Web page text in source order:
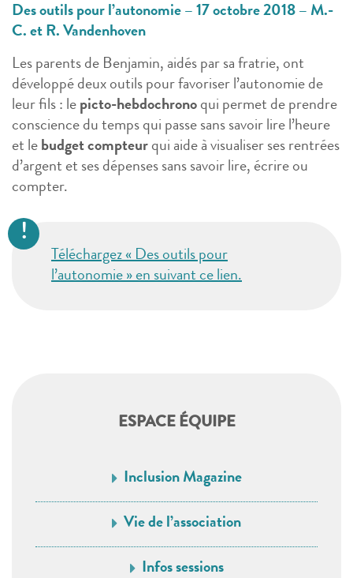
ESPACE ÉQUIPE
Inclusion Magazine
Vie de l’association
Infos sessions
Des outils pour l’autonomie – 17 octobre 2018 – M.-
C. et R. Vandenhoven
Les parents de Benjamin, aidés par sa fratrie, ont
développé deux outils pour favoriser l’autonomie de
leur fils : le picto-hebdochrono qui permet de prendre
conscience du temps qui passe sans savoir lire l’heure
et le budget compteur qui aide à visualiser ses rentrées
d’argent et ses dépenses sans savoir lire, écrire ou
compter.
Téléchargez « Des outils pour
l’autonomie » en suivant ce lien.